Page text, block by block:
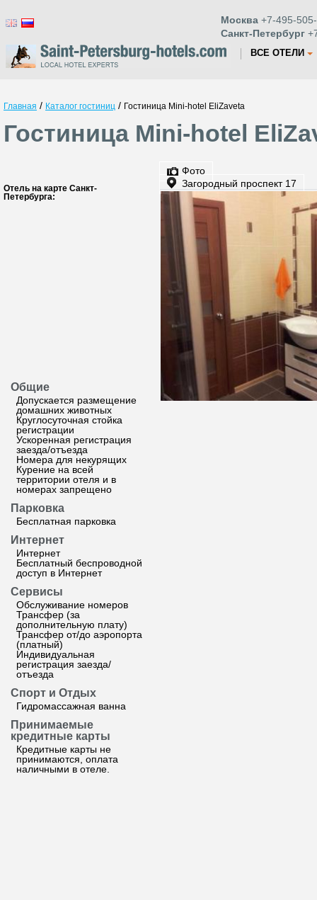
Москва +7-495-
Санкт-Петербург
ВСЕ ОТЕЛИ
Главная / Каталог гостиниц / Гостиница Mini-hotel EliZaveta
Гостиница Mini-hotel
Отель на карте Санкт-
Петербурга:
Общие
Допускается размещение
домашних животных
Круглосуточная стойка
регистрации
Ускоренная регистрация
заезда/отъезда
Номера для некурящих
Курение на всей
территории отеля и в
номерах запрещено
Парковка
Бесплатная парковка
Интернет
Интернет
Бесплатный беспроводной
доступ в Интернет
Сервисы
Обслуживание номеров
Трансфер (за
дополнительную плату)
Трансфер от/до аэропорта
(платный)
Индивидуальная
регистрация заезда/
отъезда
Спорт и Отдых
Гидромассажная ванна
Принимаемые
кредитные карты
Кредитные карты не
принимаются, оплата
наличными в отеле.
Фото
Загородный проспект 17